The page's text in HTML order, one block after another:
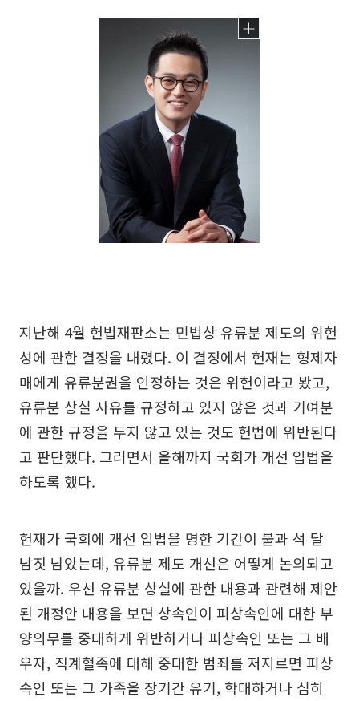
지난해 4월 헌법재판소는 민법상 유류분 제도의 위헌
성에 관한 결정을 내렸다. 이 결정에서 헌재는 형제자
매에게 유류분권을 인정하는 것은 위헌이라고 봤고,
유류분 상실 사유를 규정하고 있지 않은 것과 기여분
에 관한 규정을 두지 않고 있는 것도 헌법에 위반된다
고 판단했다. 그러면서 올해까지 국회가 개선 입법을
하도록 했다.
헌재가 국회에 개선 입법을 명한 기간이 불과 석 달
남짓 남았는데, 유류분 제도 개선은 어떻게 논의되고
있을까. 우선 유류분 상실에 관한 내용과 관련해 제안
된 개정안 내용을 보면 상속인이 피상속인에 대한 부
양의무를 중대하게 위반하거나 피상속인 또는 그 배
우자, 직계혈족에 대해 중대한 범죄를 저지르면 피상
속인 또는 그 가족을 장기간 유기, 학대하거나 심히